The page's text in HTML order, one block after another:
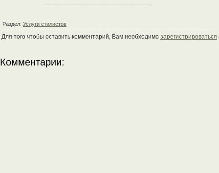
Раздел: Услуги стилистов
Для того чтобы оставить комментарий, Вам необходимо зарегистрироваться
Комментарии: